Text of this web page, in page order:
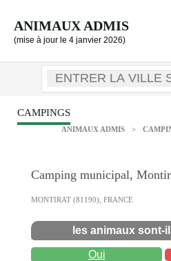
ANIMAUX ADMIS
(mise à jour le 4 janvier 2026)
CAMPINGS
ANIMAUX ADMIS >
Camping municipal,
MONTIRAT (81190), FRANCE
les animaux sont-
Oui